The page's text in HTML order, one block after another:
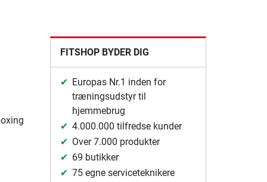
FITSHOP BYDER DIG
Europas Nr.1 inden for
træningsudstyr til
hjemmebrug
4.000.000 tilfredse kunder
Over 7.000 produkter
69 butikker
75 egne serviceteknikere